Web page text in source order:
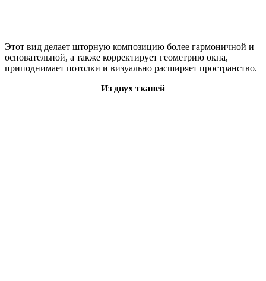
Этот вид делает шторную композицию более гармоничной и
основательной, а также корректирует геометрию окна,
приподнимает потолки и визуально расширяет пространство.
Из двух тканей